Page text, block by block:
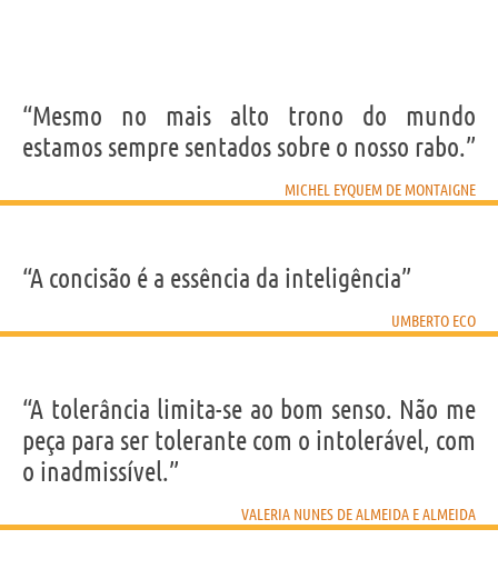
“Mesmo no mais alto trono do mundo
estamos sempre sentados sobre o nosso rabo.”
MICHEL EYQUEM DE MONTAIGNE
“A concisão é a essência da inteligência”
UMBERTO ECO
“A tolerância limita-se ao bom senso. Não me
peça para ser tolerante com o intolerável, com
o inadmissível.”
VALERIA NUNES DE ALMEIDA E ALMEIDA